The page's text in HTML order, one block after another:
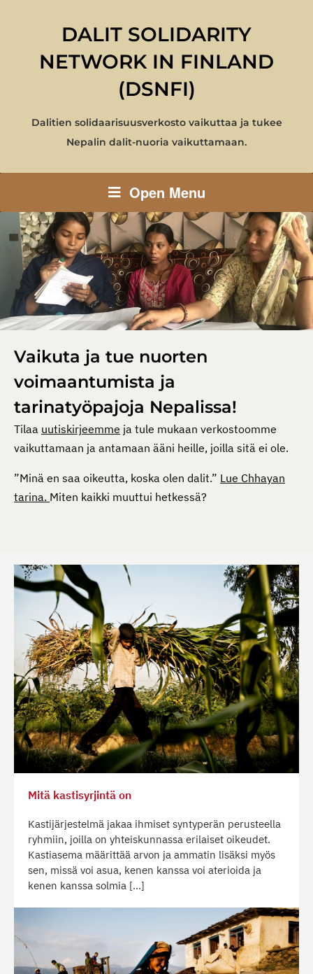
DALIT SOLIDARITY
NETWORK IN FINLAND
(DSNFI)
Dalitien solidaarisuusverkosto vaikuttaa ja tukee
Nepalin dalit-nuoria vaikuttamaan.
Open Menu
Vaikuta ja tue nuorten
voimaantumista ja
tarinatyöpajoja Nepalissa!
Tilaa uutiskirjeemme ja tule mukaan verkostoomme
vaikuttamaan ja antamaan ääni heille, joilla sitä ei ole.
”Minä en saa oikeutta, koska olen dalit.” Lue Chhayan
tarina. Miten kaikki muuttui hetkessä?
Mitä kastisyrjintä on
Kastijärjestelmä jakaa ihmiset syntyperän perusteella
ryhmiin, joilla on yhteiskunnassa erilaiset oikeudet.
Kastiasema määrittää arvon ja ammatin lisäksi myös
sen, missä voi asua, kenen kanssa voi aterioida ja
kenen kanssa solmia […]